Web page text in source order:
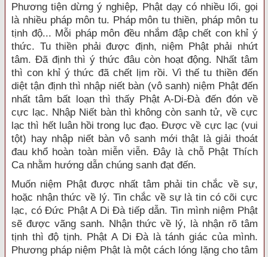
Phương tiện dừng ý nghiệp, Phật dạy có nhiều lối, gọi
là nhiều pháp môn tu. Pháp môn tu thiền, pháp môn tu
tịnh độ... Mỗi pháp môn đều nhắm đập chết con khỉ ý
thức. Tu thiền phải được định, niệm Phật phải nhứt
tâm. Ðã định thì ý thức đâu còn hoạt động. Nhất tâm
thì con khỉ ý thức đã chết lịm rồi. Vì thế tu thiền đến
diệt tận định thì nhập niết bàn (vô sanh) niệm Phật đến
nhất tâm bất loạn thì thấy Phật A-Di-Ðà đến đón về
cực lạc. Nhập Niết bàn thì không còn sanh tử, về cực
lạc thì hết luân hồi trong lục đạo. Ðược về cực lạc (vui
tột) hay nhập niết bàn vô sanh mới thật là giải thoát
đau khổ hoàn toàn miễn viễn. Ðây là chỗ Phật Thích
Ca nhằm hướng dẫn chúng sanh đạt đến.
Muốn niệm Phật được nhất tâm phải tin chắc về sự,
hoặc nhận thức về lý. Tin chắc về sự là tin có cõi cực
lạc, có Ðức Phật A Di Ðà tiếp dẫn. Tin mình niệm Phật
sẽ được vãng sanh. Nhận thức về lý, là nhận rõ tâm
tịnh thì độ tịnh. Phật A Di Ðà là tánh giác của mình.
Phương pháp niệm Phật là một cách lóng lặng cho tâm